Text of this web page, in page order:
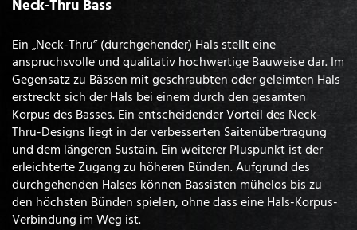
Ein „Neck-Thru” (durchgehender) Hals stellt eine
anspruchsvolle und qualitativ hochwertige Bauweise dar. Im
Gegensatz zu Bässen mit geschraubten oder geleimten Hals
erstreckt sich der Hals bei einem durch den gesamten
Korpus des Basses. Ein entscheidender Vorteil des Neck-
Thru-Designs liegt in der verbesserten Saitenübertragung
und dem längeren Sustain. Ein weiterer Pluspunkt ist der
erleichterte Zugang zu höheren Bünden. Aufgrund des
durchgehenden Halses können Bassisten mühelos bis zu
den höchsten Bünden spielen, ohne dass eine Hals-Korpus-
Verbindung im Weg ist.